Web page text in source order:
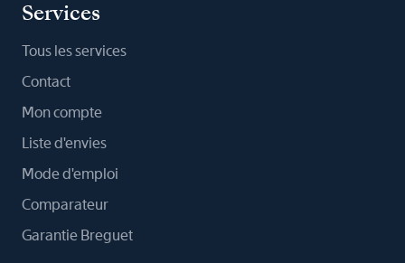
Services
Tous les services
Contact
Mon compte
Liste d'envies
Mode d'emploi
Comparateur
Garantie Breguet